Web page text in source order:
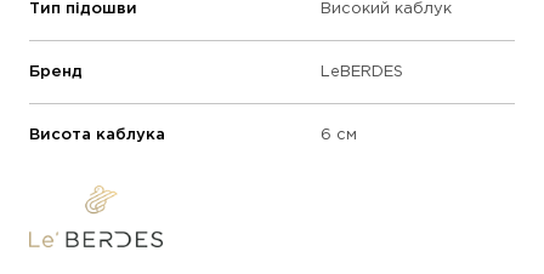
Тип підошви Високий каблук
Бренд LeBERDES
Висота каблука 6 см